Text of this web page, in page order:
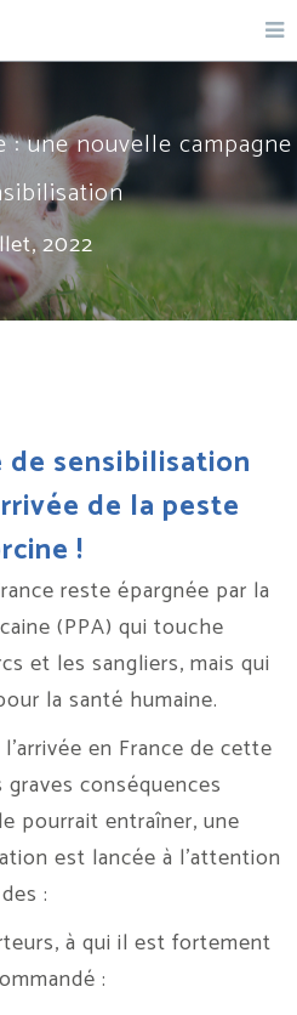
une nouvelle campagne
2022
de sensibilisation
de la peste
!
reste épargnée par la
(PPA) qui touche
et les sangliers, mais qui
la santé humaine.
en France de cette
graves conséquences
pourrait entraîner, une
est lancée à l’attention
des :
à qui il est fortement
: